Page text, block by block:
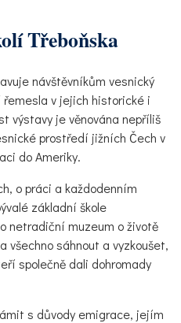
Třeboňska
návštěvníkům vesnický
v jejich historické i
výstavy je věnována nepříliš
prostředí jižních Čech v
do Ameriky.
o práci a každodenním
základní škole
netradiční muzeum o životě
všechno sáhnout a vyzkoušet,
společně dali dohromady
s důvody emigrace, jejím